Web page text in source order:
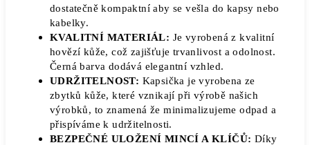
dostatečně kompaktní aby se vešla do kapsy nebo
kabelky.
KVALITNÍ MATERIÁL: Je vyrobená z kvalitní
hovězí kůže, což zajišťuje trvanlivost a odolnost.
Černá barva dodává elegantní vzhled.
UDRŽITELNOST: Kapsička je vyrobena ze
zbytků kůže, které vznikají při výrobě našich
výrobků, to znamená že minimalizujeme odpad a
přispíváme k udržitelnosti.
BEZPEČNÉ ULOŽENÍ MINCÍ A KLÍČŮ: Díky